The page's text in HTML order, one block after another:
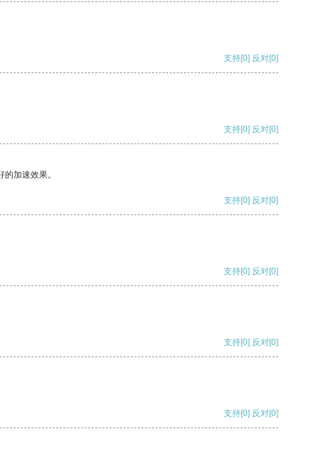
支持[0] 反对[0]
支持[0] 反对[0]
加速效果。
支持[0] 反对[0]
支持[0] 反对[0]
支持[0] 反对[0]
支持[0] 反对[0]